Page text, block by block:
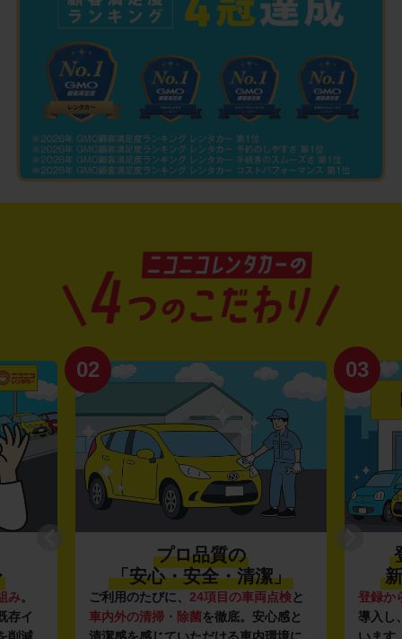
み。
存イ
02
プロ品質の
「安心・安全・清潔」
ご利用のたびに、 24項目の車両点検と
車内外の清掃・除菌を徹底。安心感と
03
登録か
導入し